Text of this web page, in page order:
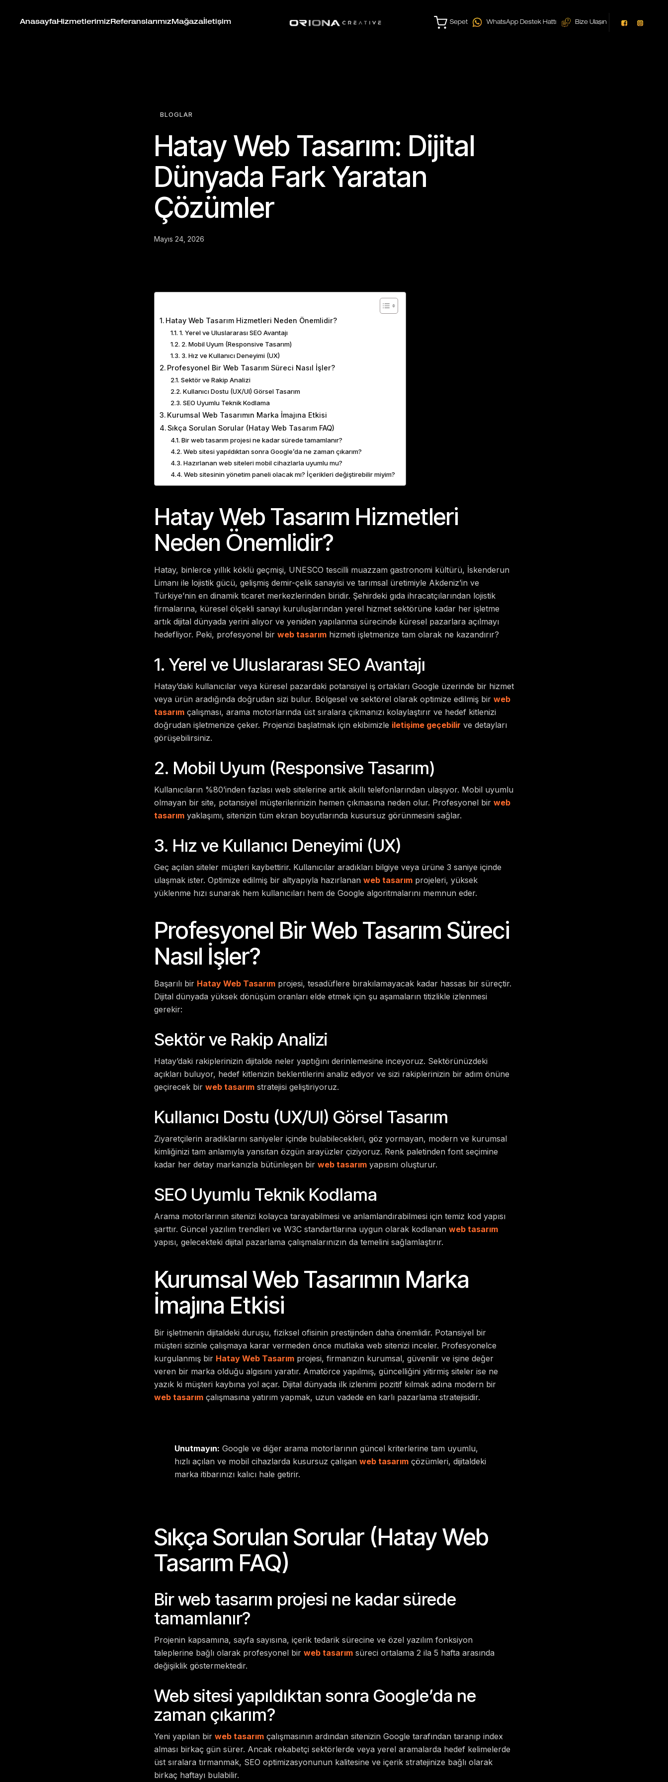
Anasayfa Hizmetlerimiz Referanslarımız Mağaza İletişim Sepet WhatsApp Destek Hattı Bize Ulaşın
BLOGLAR
Hatay Web Tasarım: Dijital
Dünyada Fark Yaratan
Çözümler
Mayıs 24, 2026
Hatay Web Tasarım Hizmetleri Neden Önemlidir?
1. Yerel ve Uluslararası SEO Avantajı
2. Mobil Uyum (Responsive Tasarım)
3. Hız ve Kullanıcı Deneyimi (UX)
Profesyonel Bir Web Tasarım Süreci Nasıl İşler?
Sektör ve Rakip Analizi
Kullanıcı Dostu (UX/UI) Görsel Tasarım
SEO Uyumlu Teknik Kodlama
Kurumsal Web Tasarımın Marka İmajına Etkisi
Sıkça Sorulan Sorular (Hatay Web Tasarım FAQ)
Bir web tasarım projesi ne kadar sürede tamamlanır?
Web sitesi yapıldıktan sonra Google’da ne zaman çıkarım?
Hazırlanan web siteleri mobil cihazlarla uyumlu mu?
Web sitesinin yönetim paneli olacak mı? İçerikleri değiştirebilir miyim?
Hatay Web Tasarım Hizmetleri
Neden Önemlidir?
Hatay, binlerce yıllık köklü geçmişi, UNESCO tescilli muazzam gastronomi kültürü, İskenderun
Limanı ile lojistik gücü, gelişmiş demir-çelik sanayisi ve tarımsal üretimiyle Akdeniz’in ve
Türkiye’nin en dinamik ticaret merkezlerinden biridir. Şehirdeki gıda ihracatçılarından lojistik
firmalarına, küresel ölçekli sanayi kuruluşlarından yerel hizmet sektörüne kadar her işletme
artık dijital dünyada yerini alıyor ve yeniden yapılanma sürecinde küresel pazarlara açılmayı
hedefliyor. Peki, profesyonel bir web tasarımhizmeti işletmenize tam olarak ne kazandırır?
1. Yerel ve Uluslararası SEO Avantajı
Hatay’daki kullanıcılar veya küresel pazardaki potansiyel iş ortakları Google üzerinde bir hizmet
veya ürün aradığında doğrudan sizi bulur. Bölgesel ve sektörel olarak optimize edilmiş bir web
tasarımçalışması, arama motorlarında üst sıralara çıkmanızı kolaylaştırır ve hedef kitlenizi
doğrudan işletmenize çeker. Projenizi başlatmak için ekibimizle iletişime geçebilir ve detayları
görüşebilirsiniz.
2. Mobil Uyum (Responsive Tasarım)
Kullanıcıların %80’inden fazlası web sitelerine artık akıllı telefonlarından ulaşıyor. Mobil uyumlu
olmayan bir site, potansiyel müşterilerinizin hemen çıkmasına neden olur. Profesyonel bir web
tasarımyaklaşımı, sitenizin tüm ekran boyutlarında kusursuz görünmesini sağlar.
3. Hız ve Kullanıcı Deneyimi (UX)
Geç açılan siteler müşteri kaybettirir. Kullanıcılar aradıkları bilgiye veya ürüne 3 saniye içinde
ulaşmak ister. Optimize edilmiş bir altyapıyla hazırlanan web tasarımprojeleri, yüksek
yüklenme hızı sunarak hem kullanıcıları hem de Google algoritmalarını memnun eder.
Profesyonel Bir Web Tasarım Süreci
Nasıl İşler?
Başarılı bir Hatay Web Tasarımprojesi, tesadüflere bırakılamayacak kadar hassas bir süreçtir.
Dijital dünyada yüksek dönüşüm oranları elde etmek için şu aşamaların titizlikle izlenmesi
gerekir:
Sektör ve Rakip Analizi
Hatay’daki rakiplerinizin dijitalde neler yaptığını derinlemesine inceyoruz. Sektörünüzdeki
açıkları buluyor, hedef kitlenizin beklentilerini analiz ediyor ve sizi rakiplerinizin bir adım önüne
geçirecek bir web tasarımstratejisi geliştiriyoruz.
Kullanıcı Dostu (UX/UI) Görsel Tasarım
Ziyaretçilerin aradıklarını saniyeler içinde bulabilecekleri, göz yormayan, modern ve kurumsal
kimliğinizi tam anlamıyla yansıtan özgün arayüzler çiziyoruz. Renk paletinden font seçimine
kadar her detay markanızla bütünleşen bir web tasarımyapısını oluşturur.
SEO Uyumlu Teknik Kodlama
Arama motorlarının sitenizi kolayca tarayabilmesi ve anlamlandırabilmesi için temiz kod yapısı
şarttır. Güncel yazılım trendleri ve W3C standartlarına uygun olarak kodlanan web tasarım
yapısı, gelecekteki dijital pazarlama çalışmalarınızın da temelini sağlamlaştırır.
Kurumsal Web Tasarımın Marka
İmajına Etkisi
Bir işletmenin dijitaldeki duruşu, fiziksel ofisinin prestijinden daha önemlidir. Potansiyel bir
müşteri sizinle çalışmaya karar vermeden önce mutlaka web sitenizi inceler. Profesyonelce
kurgulanmış bir Hatay Web Tasarımprojesi, firmanızın kurumsal, güvenilir ve işine değer
veren bir marka olduğu algısını yaratır. Amatörce yapılmış, güncelliğini yitirmiş siteler ise ne
yazık ki müşteri kaybına yol açar. Dijital dünyada ilk izlenimi pozitif kılmak adına modern bir
web tasarımçalışmasına yatırım yapmak, uzun vadede en karlı pazarlama stratejisidir.
Unutmayın: Google ve diğer arama motorlarının güncel kriterlerine tam uyumlu,
hızlı açılan ve mobil cihazlarda kusursuz çalışanweb tasarım çözümleri, dijitaldeki
marka itibarınızı kalıcı hale getirir.
Sıkça Sorulan Sorular (Hatay Web
Tasarım FAQ)
Bir web tasarım projesi ne kadar sürede
tamamlanır?
Projenin kapsamına, sayfa sayısına, içerik tedarik sürecine ve özel yazılım fonksiyon
taleplerine bağlı olarak profesyonel bir web tasarımsüreci ortalama 2 ila 5 hafta arasında
değişiklik göstermektedir.
Web sitesi yapıldıktan sonra Google’da ne
zaman çıkarım?
Yeni yapılan bir web tasarımçalışmasının ardından sitenizin Google tarafından taranıp index
alması birkaç gün sürer. Ancak rekabetçi sektörlerde veya yerel aramalarda hedef kelimelerde
üst sıralara tırmanmak, SEO optimizasyonunun kalitesine ve içerik stratejinize bağlı olarak
birkaç haftayı bulabilir.